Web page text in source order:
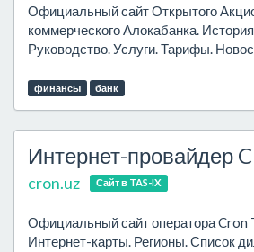
Официальный сайт Открытого
коммерческого Алокабанка.
Руководство. Услуги. Тарифы.
финансы банк
Интернет-провайдер
cron.uz Сайт в TAS-IX
Официальный сайт оператора Cron
Интернет-карты. Регионы. Список